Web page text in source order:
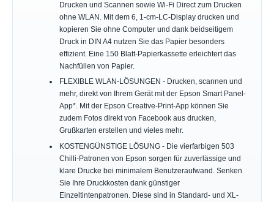
Drucken und Scannen sowie Wi-Fi Direct zum Drucken
ohne WLAN. Mit dem 6, 1-cm-LC-Display drucken und
kopieren Sie ohne Computer und dank beidseitigem
Druck in DIN A4 nutzen Sie das Papier besonders
effizient. Eine 150 Blatt-Papierkassette erleichtert das
Nachfüllen von Papier.
FLEXIBLE WLAN-LÖSUNGEN - Drucken, scannen und
mehr, direkt von Ihrem Gerät mit der Epson Smart Panel-
App*. Mit der Epson Creative-Print-App können Sie
zudem Fotos direkt von Facebook aus drucken,
Grußkarten erstellen und vieles mehr.
KOSTENGÜNSTIGE LÖSUNG - Die vierfarbigen 503
Chilli-Patronen von Epson sorgen für zuverlässige und
klare Drucke bei minimalem Benutzeraufwand. Senken
Sie Ihre Druckkosten dank günstiger
Einzeltintenpatronen. Diese sind in Standard- und XL-